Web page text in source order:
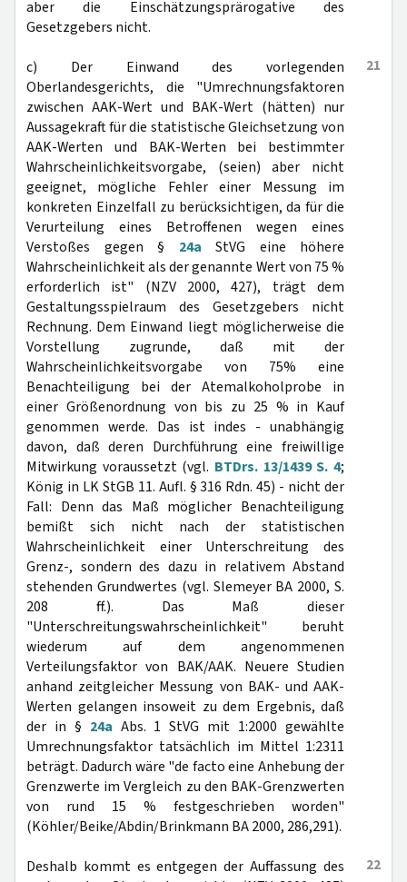
aber die Einschätzungsprärogative des
Gesetzgebers nicht.
21
c) Der Einwand des vorlegenden
Oberlandesgerichts, die "Umrechnungsfaktoren
zwischen AAK-Wert und BAK-Wert (hätten) nur
Aussagekraft für die statistische Gleichsetzung von
AAK-Werten und BAK-Werten bei bestimmter
Wahrscheinlichkeitsvorgabe, (seien) aber nicht
geeignet, mögliche Fehler einer Messung im
konkreten Einzelfall zu berücksichtigen, da für die
Verurteilung eines Betroffenen wegen eines
Verstoßes gegen § 24a StVG eine höhere
Wahrscheinlichkeit als der genannte Wert von 75 %
erforderlich ist" (NZV 2000, 427), trägt dem
Gestaltungsspielraum des Gesetzgebers nicht
Rechnung. Dem Einwand liegt möglicherweise die
Vorstellung zugrunde, daß mit der
Wahrscheinlichkeitsvorgabe von 75% eine
Benachteiligung bei der Atemalkoholprobe in
einer Größenordnung von bis zu 25 % in Kauf
genommen werde. Das ist indes - unabhängig
davon, daß deren Durchführung eine freiwillige
Mitwirkung voraussetzt (vgl. BTDrs. 13/1439 S. 4;
König in LK StGB 11. Aufl. § 316 Rdn. 45) - nicht der
Fall: Denn das Maß möglicher Benachteiligung
bemißt sich nicht nach der statistischen
Wahrscheinlichkeit einer Unterschreitung des
Grenz-, sondern des dazu in relativem Abstand
stehenden Grundwertes (vgl. Slemeyer BA 2000, S.
208 ff.). Das Maß dieser
"Unterschreitungswahrscheinlichkeit" beruht
wiederum auf dem angenommenen
Verteilungsfaktor von BAK/AAK. Neuere Studien
anhand zeitgleicher Messung von BAK- und AAK-
Werten gelangen insoweit zu dem Ergebnis, daß
der in § 24a Abs. 1 StVG mit 1:2000 gewählte
Umrechnungsfaktor tatsächlich im Mittel 1:2311
beträgt. Dadurch wäre "de facto eine Anhebung der
Grenzwerte im Vergleich zu den BAK-Grenzwerten
von rund 15 % festgeschrieben worden"
(Köhler/Beike/Abdin/Brinkmann BA 2000, 286,291).
22
Deshalb kommt es entgegen der Auffassung des